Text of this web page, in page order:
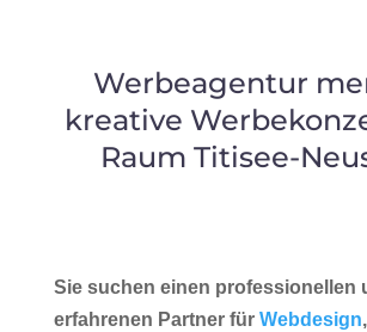
Werbeagentur
kreative
Raum Titisee-
Sie suchen einen professionellen
erfahrenen Partner für Webdesign,